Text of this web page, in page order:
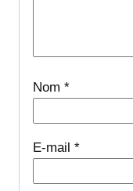
Nom *
E-mail *